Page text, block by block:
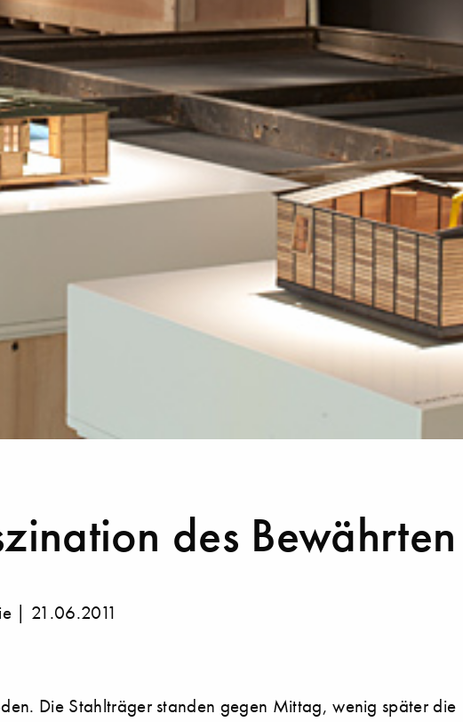
des Bewährten
| 21.06.2011
Die Stahlträger standen gegen Mittag, wenig später die